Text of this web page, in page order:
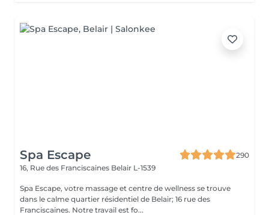
Spa Escape
290
16, Rue des Franciscaines Belair L-1539
Spa Escape, votre massage et centre de wellness se trouve
dans le calme quartier résidentiel de Belair; 16 rue des
Franciscaines. Notre travail est fo...